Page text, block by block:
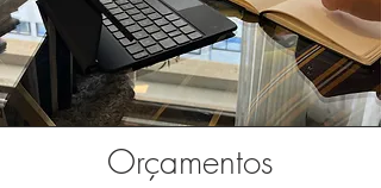
Orçamentos